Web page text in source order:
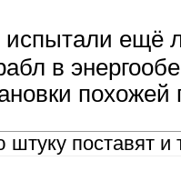
ещё
в
похожей
поставят и